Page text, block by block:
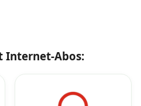
Internet-Abos: